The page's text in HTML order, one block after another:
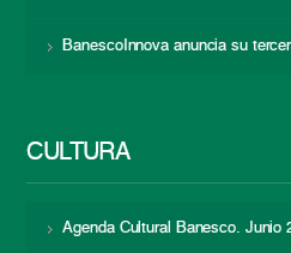
BanescoInnova anuncia su
CULTURA
Agenda Cultural Banesco. Junio